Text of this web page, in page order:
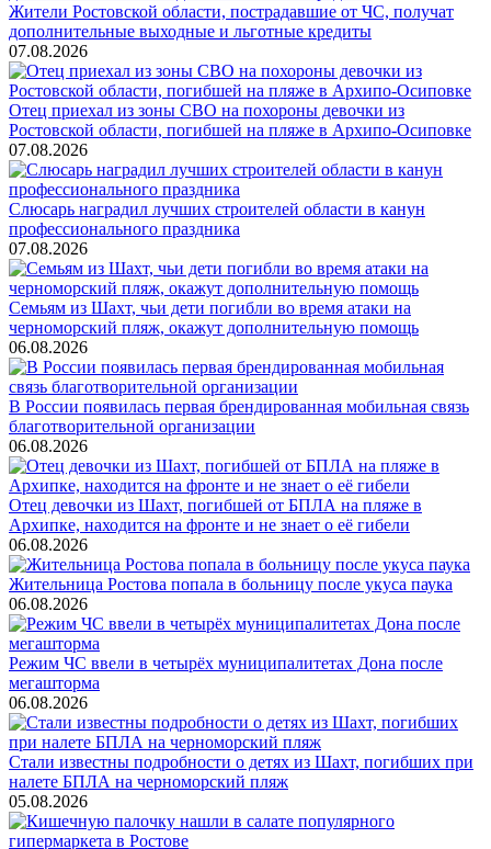
Жители Ростовской области, пострадавшие от ЧС, получат
дополнительные выходные и льготные кредиты
07.08.2026
Отец приехал из зоны СВО на похороны девочки из
Ростовской области, погибшей на пляже в Архипо-Осиповке
07.08.2026
Слюсарь наградил лучших строителей области в канун
профессионального праздника
07.08.2026
Семьям из Шахт, чьи дети погибли во время атаки на
черноморский пляж, окажут дополнительную помощь
06.08.2026
В России появилась первая брендированная мобильная связь
благотворительной организации
06.08.2026
Отец девочки из Шахт, погибшей от БПЛА на пляже в
Архипке, находится на фронте и не знает о её гибели
06.08.2026
Жительница Ростова попала в больницу после укуса паука
06.08.2026
Режим ЧС ввели в четырёх муниципалитетах Дона после
мегашторма
06.08.2026
Стали известны подробности о детях из Шахт, погибших при
налете БПЛА на черноморский пляж
05.08.2026